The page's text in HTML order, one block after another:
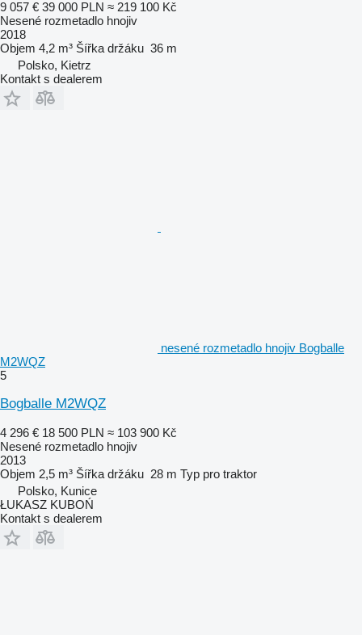
9 057 € 39 000 PLN ≈ 219 100 Kč
Nesené rozmetadlo hnojiv
2018
Objem 4,2 m³ Šířka držáku 36 m
Polsko, Kietrz
Kontakt s dealerem
nesené rozmetadlo hnojiv Bogballe
M2WQZ
5
Bogballe M2WQZ
4 296 € 18 500 PLN ≈ 103 900 Kč
Nesené rozmetadlo hnojiv
2013
Objem 2,5 m³ Šířka držáku 28 m Typ pro traktor
Polsko, Kunice
ŁUKASZ KUBOŃ
Kontakt s dealerem